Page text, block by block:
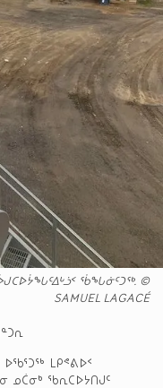
ᖄᖓᓃᑦᑐᖅ. ©
SAMUEL LAGACÉ
ᐅᖃᕐᑐᖅ ᒪᑭᕝᕕᐅᑉ
ᓄᑖᓂᒃ ᖃᕆᑕᐅᔭᑎᒍᑦ